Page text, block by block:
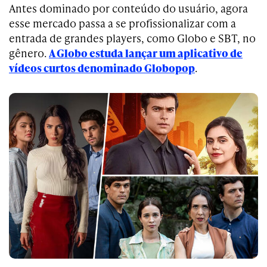
Antes dominado por conteúdo do usuário, agora
esse mercado passa a se profissionalizar com a
entrada de grandes players, como Globo e SBT, no
gênero.A Globo estuda lançar um aplicativo de
vídeos curtos denominado Globopop.